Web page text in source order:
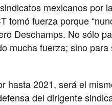
mexicanos por
tomó fuerza porque
Deschamps. No sólo
mucha fuerza; sino para
hasta 2021, será el
del dirigente